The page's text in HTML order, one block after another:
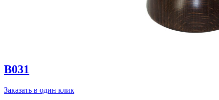
B031
Заказать в один клик